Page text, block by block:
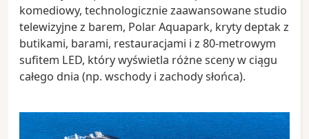
komediowy, technologicznie zaawansowane studio
telewizyjne z barem, Polar Aquapark, kryty deptak z
butikami, barami, restauracjami i z 80-metrowym
sufitem LED, który wyświetla różne sceny w ciągu
całego dnia (np. wschody i zachody słońca).